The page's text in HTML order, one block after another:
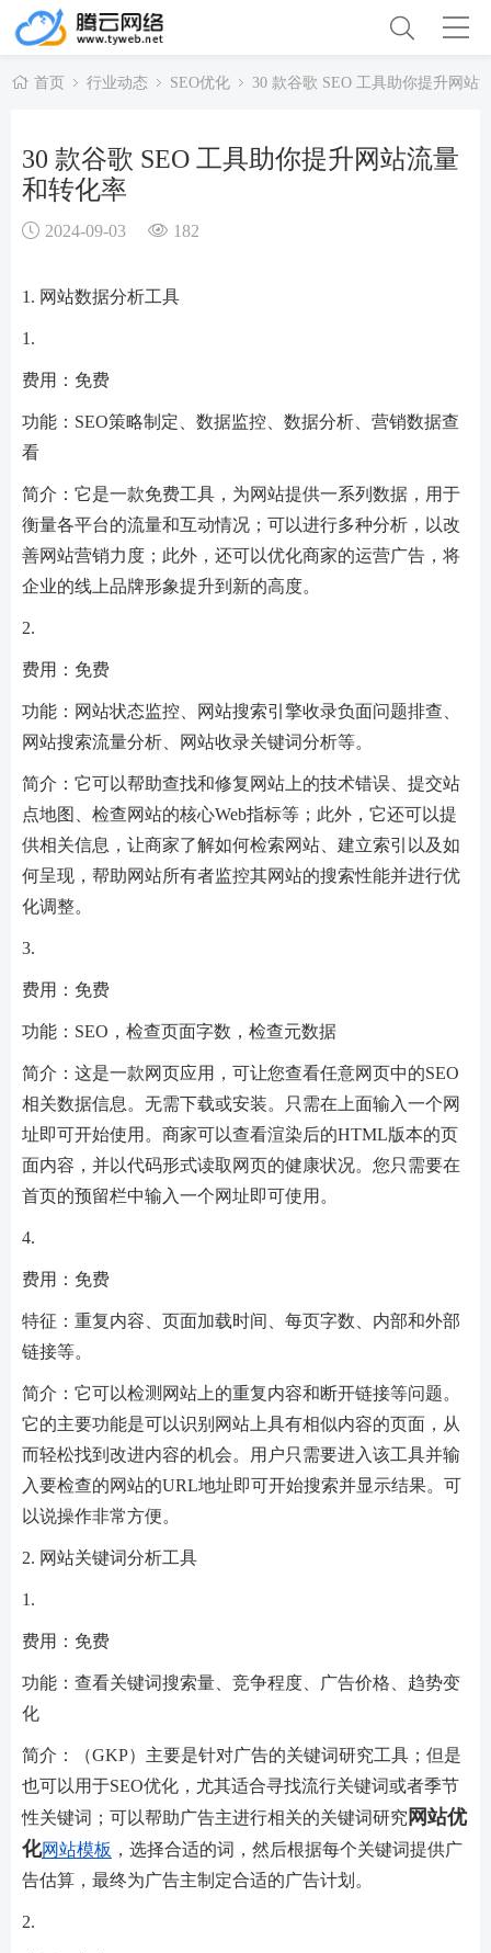
首页 行业动态 SEO优化 30 款谷歌 SEO 工具助你提升网站
30 款谷歌 SEO 工具助你提升网站流量
和转化率
2024-09-03 182
1. 网站数据分析工具
1.
费用：免费
功能：SEO策略制定、数据监控、数据分析、营销数据查
看
简介：它是一款免费工具，为网站提供一系列数据，用于
衡量各平台的流量和互动情况；可以进行多种分析，以改
善网站营销力度；此外，还可以优化商家的运营广告，将
企业的线上品牌形象提升到新的高度。
2.
费用：免费
功能：网站状态监控、网站搜索引擎收录负面问题排查、
网站搜索流量分析、网站收录关键词分析等。
简介：它可以帮助查找和修复网站上的技术错误、提交站
点地图、检查网站的核心Web指标等；此外，它还可以提
供相关信息，让商家了解如何检索网站、建立索引以及如
何呈现，帮助网站所有者监控其网站的搜索性能并进行优
化调整。
3.
费用：免费
功能：SEO，检查页面字数，检查元数据
简介：这是一款网页应用，可让您查看任意网页中的SEO
相关数据信息。无需下载或安装。只需在上面输入一个网
址即可开始使用。商家可以查看渲染后的HTML版本的页
面内容，并以代码形式读取网页的健康状况。您只需要在
首页的预留栏中输入一个网址即可使用。
4.
费用：免费
特征：重复内容、页面加载时间、每页字数、内部和外部
链接等。
简介：它可以检测网站上的重复内容和断开链接等问题。
它的主要功能是可以识别网站上具有相似内容的页面，从
而轻松找到改进内容的机会。用户只需要进入该工具并输
入要检查的网站的URL地址即可开始搜索并显示结果。可
以说操作非常方便。
2. 网站关键词分析工具
1.
费用：免费
功能：查看关键词搜索量、竞争程度、广告价格、趋势变
化
简介：（GKP）主要是针对广告的关键词研究工具；但是
也可以用于SEO优化，尤其适合寻找流行关键词或者季节
性关键词；可以帮助广告主进行相关的关键词研究 网站优
化网站模板
，选择合适的词，然后根据每个关键词提供广
告估算，最终为广告主制定合适的广告计划。
2.